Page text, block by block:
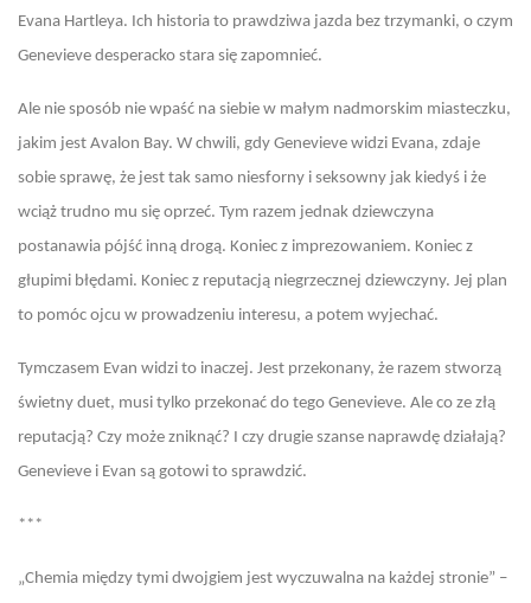
Evana Hartleya. Ich historia to prawdziwa jazda bez trzymanki, o czym
Genevieve desperacko stara się zapomnieć.
Ale nie sposób nie wpaść na siebie w małym nadmorskim miasteczku,
jakim jest Avalon Bay. W chwili, gdy Genevieve widzi Evana, zdaje
sobie sprawę, że jest tak samo niesforny i seksowny jak kiedyś i że
wciąż trudno mu się oprzeć. Tym razem jednak dziewczyna
postanawia pójść inną drogą. Koniec z imprezowaniem. Koniec z
głupimi błędami. Koniec z reputacją niegrzecznej dziewczyny. Jej plan
to pomóc ojcu w prowadzeniu interesu, a potem wyjechać.
Tymczasem Evan widzi to inaczej. Jest przekonany, że razem stworzą
świetny duet, musi tylko przekonać do tego Genevieve. Ale co ze złą
reputacją? Czy może zniknąć? I czy drugie szanse naprawdę działają?
Genevieve i Evan są gotowi to sprawdzić.
***
„Chemia między tymi dwojgiem jest wyczuwalna na każdej stronie” –